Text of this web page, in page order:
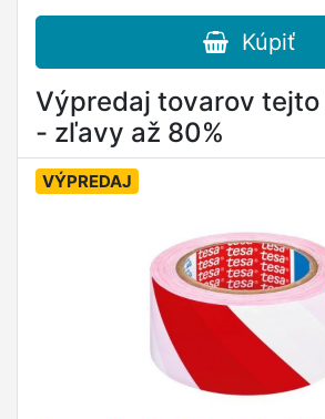
Kúpiť
Výpredaj tovarov
- zľavy až 80%
VÝPREDAJ